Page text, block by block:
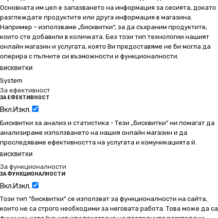
Основната им цел е запазването на информация за сесията, докато
разглеждате продуктите или друга информация в магазина.
Например – използваме „бисквитки“, за да съхраним продуктите,
които сте добавили в количката. Без този тип технологии нашият
онлайн магазин и услугата, която Ви предоставяме не би могла да
оперира с пълните си възможности и функционалности.
БИСКВИТКИ
System
За ефективност
ЗА ЕФЕКТИВНОСТ
Вкл.Изкл.
Бисквитки за анализ и статистика - Тези „бисквитки“ ни помагат да
анализираме използването на нашия онлайн магазин и да
проследяваме ефективността на услугата и комуникацията й.
БИСКВИТКИ
За функционалности
ЗА ФУНКЦИОНАЛНОСТИ
Вкл.Изкл.
Този тип "бисквитки" се използват за функционалности на сайта,
които не са строго необходими за неговата работа. Това може да са